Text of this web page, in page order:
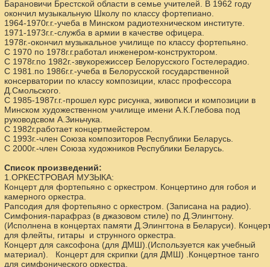
Барановичи Брестской области в семье учителей. В 1962 году
окончил музыкальную Школу по классу фортепиано.
1964-1970г.г.-учеба в Минском радиотехническом институте.
1971-1973г.г.-служба в армии в качестве офицера.
1978г.-окончил музыкальное училище по классу фортепьяно.
С 1970 по 1978г.г.работал инженером-конструктором.
С 1978г.по 1982г.-звукорежиссер Белорусского Гостелерадио.
С 1981.по 1986г.г.-учеба в Белорусской государственной
консерватории по классу композиции, класс профессора
Д.Смольского.
С 1985-1987г.г.-прошел курс рисунка, живописи и композиции в
Минском художественном училище имени А.К.Глебова под
руководсвом А.Зиньчука.
С 1982г.работает концертмейстером.
С 1993г.-член Союза композиторов Республики Беларусь.
С 2000г.-член Союза художников Республики Беларусь.
Список произведений:
1.ОРКЕСТРОВАЯ МУЗЫКА:
Концерт для фортепьяно с оркестром. Концертино для гобоя и
камерного оркестра.
Рапсодия для фортепьяно с оркестром. (Записана на радио).
Симфония-парафраз (в джазовом стиле) по Д.Элингтону.
(Исполнена в концертах памяти Д.Элингтона в Беларуси).
для флейты, гитары и струнного оркестра.
Концерт для саксофона (для ДМШ).(Используется как учебный
материал). Концерт для скрипки (для ДМШ) .Концертное танго
для симфонического оркестра.